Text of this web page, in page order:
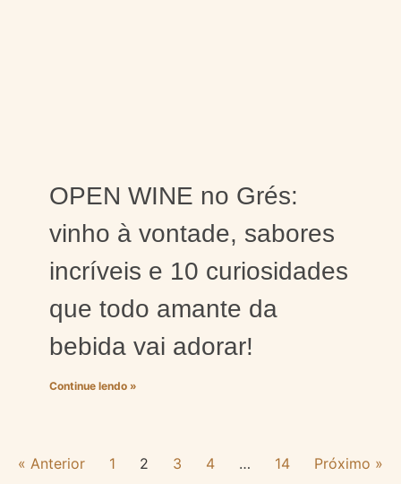
OPEN WINE no Grés:
vinho à vontade, sabores
incríveis e 10 curiosidades
que todo amante da
bebida vai adorar!
Continue lendo »
« Anterior 1 2 3 4 … 14 Próximo »